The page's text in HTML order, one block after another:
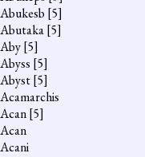
Abukesb [5]
Abutaka[5]
Aby[5]
Abyss [5]
Abyst[5]
Acamarchis
Acan[5]
Acan
Acani